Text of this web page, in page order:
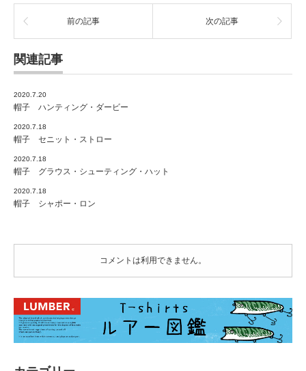
プ
は
前の記事 次の記事
関連記事
2020.7.20
帽子 ハンティング・ダービー
2020.7.18
帽子 セニット・ストロー
2020.7.18
帽子 グラウス・シューティング・ハット
2020.7.18
帽子 シャポー・ロン
コメントは利用できません。